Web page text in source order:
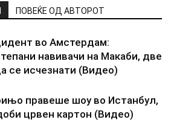
ПОВЕЌЕ ОД АВТОРОТ
во Амстердам:
навивачи на Макаби, две
се исчезнати (Видео)
правеше шоу во Истанбул,
црвен картон (Видео)